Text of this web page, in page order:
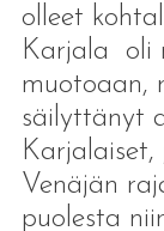
olleet
Karjala oli
muotoaan,
säilyttänyt
Venäjän
puolesta